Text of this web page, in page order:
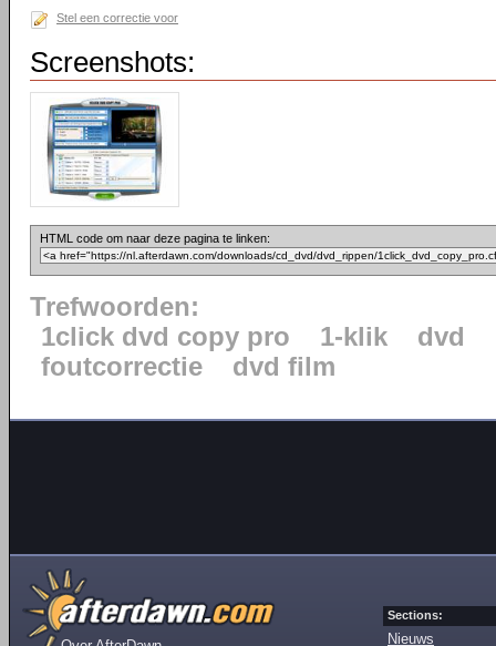
Stel een correctie voor
Screenshots:
HTML code om naar deze pagina te linken:
Trefwoorden:
1click dvd copy pro
1-klik dvd
foutcorrectie
dvd film
Sections:
Nieuws